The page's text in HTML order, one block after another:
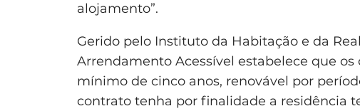
alojamento”.
Gerido pelo Instituto da Habitação e da
Arrendamento Acessível estabelece que
mínimo de cinco anos, renovável por
contrato tenha por finalidade a residência